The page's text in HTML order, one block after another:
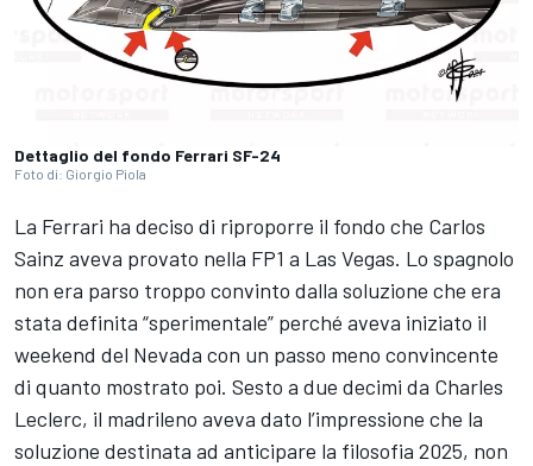
Dettaglio del fondo Ferrari SF-24
Foto di: Giorgio Piola
La Ferrari ha deciso di riproporre il fondo che Carlos
Sainz aveva provato nella FP1 a Las Vegas. Lo spagnolo
non era parso troppo convinto dalla soluzione che era
stata definita “sperimentale” perché aveva iniziato il
weekend del Nevada con un passo meno convincente
di quanto mostrato poi. Sesto a due decimi da Charles
Leclerc, il madrileno aveva dato l’impressione che la
soluzione destinata ad anticipare la filosofia 2025, non